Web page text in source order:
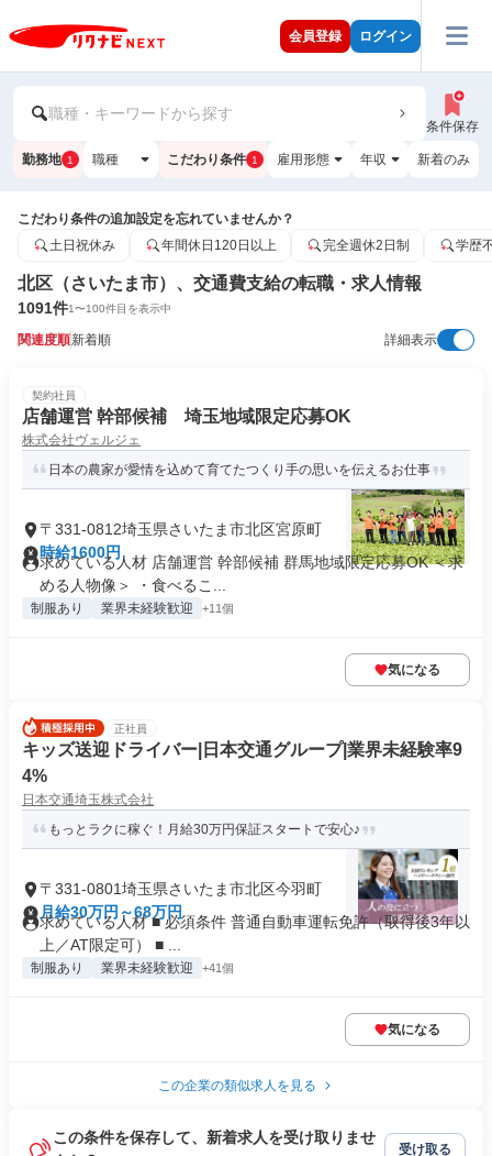
会員登録 ログイン
職種・キーワードから探す
条件保存
勤務地 1 職種 こだわり条件 1 雇用形態 年収 新着のみ
こだわり条件の追加設定を忘れていませんか？
土日祝休み
年間休日120日以上 完全週休2日制 学歴
北区（さいたま市）、交通費支給の転職・求人情報
1091件1〜100件目を表示中
関連度順新着順 詳細表示
契約社員
店舗運営 幹部候補 埼玉地域限定応募OK
株式会社ヴェルジェ
日本の農家が愛情を込めて育てたつくり手の思いを伝えるお仕事
〒331-0812埼玉県さいたま市北区宮原町
時給1600円
求めている人材 店舗運営 幹部候補 群馬地域限定応募OK ＜求
める人物像＞ ・食べるこ...
制服あり 業界未経験歓迎 +11個
気になる
正社員
キッズ送迎ドライバー|日本交通グループ|業界未経験率9
4%
日本交通埼玉株式会社
もっとラクに稼ぐ！月給30万円保証スタートで安心♪
〒331-0801埼玉県さいたま市北区今羽町
月給30万円～68万円
求めている人材 ■ 必須条件 普通自動車運転免許（取得後3年以
上／AT限定可） ■ ...
制服あり 業界未経験歓迎 +41個
気になる
この企業の類似求人を見る
この条件を保存して、新着求人を受け取りませ
受け取る